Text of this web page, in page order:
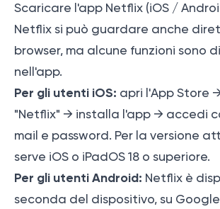
Scaricare l'app Netflix (iOS /
Netflix si può guardare anche
browser, ma alcune funzioni sono
nell'app.
Per gli utenti iOS: apri l'App Store
"Netflix" → installa l'app → accedi
mail e password. Per la versione
serve iOS o iPadOS 18 o superiore.
Per gli utenti Android: Netflix è
seconda del dispositivo, su